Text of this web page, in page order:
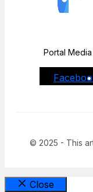
Portal
© 2025 - This
Close